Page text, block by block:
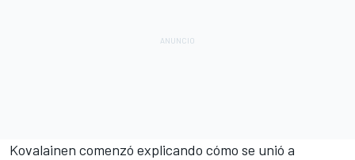
Kovalainen comenzó explicando cómo se unió a